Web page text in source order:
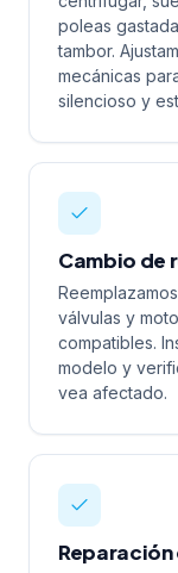
poleas
tambor.
mecánicas
silencioso y
Cambio de
válvulas y
compatibles.
modelo y
vea afectado.